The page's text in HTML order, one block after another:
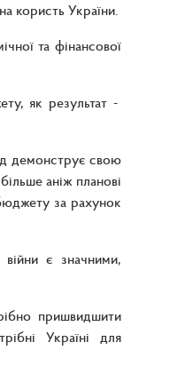
користь України.
та фінансової
як результат -
демонструє свою
аніж планові
за рахунок
є значними,
пришвидшити
Україні для